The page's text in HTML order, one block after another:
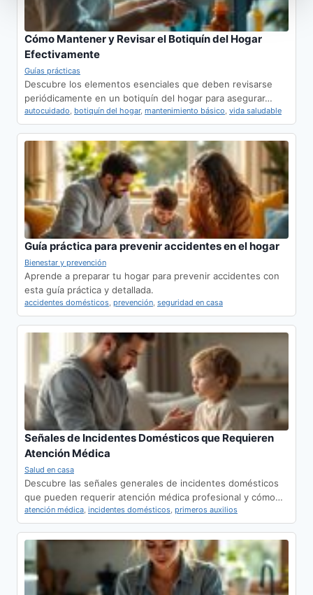
Cómo Mantener y Revisar el Botiquín del Hogar
Efectivamente
Guías prácticas
Descubre los elementos esenciales que deben revisarse
periódicamente en un botiquín del hogar para asegurar…
autocuidado, botiquín del hogar, mantenimiento básico, vida saludable
Guía práctica para prevenir accidentes en el hogar
Bienestar y prevención
Aprende a preparar tu hogar para prevenir accidentes con
esta guía práctica y detallada.
accidentes domésticos, prevención, seguridad en casa
Señales de Incidentes Domésticos que Requieren
Atención Médica
Salud en casa
Descubre las señales generales de incidentes domésticos
que pueden requerir atención médica profesional y cómo…
atención médica, incidentes domésticos, primeros auxilios